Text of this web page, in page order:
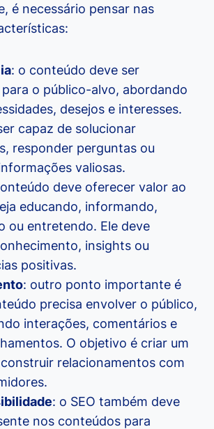
é necessário pensar nas
: o conteúdo deve ser
o público-alvo, abordando
desejos e interesses.
capaz de solucionar
responder perguntas ou
valiosas.
deve oferecer valor ao
educando, informando,
ou entretendo. Ele deve
insights ou
positivas.
: outro ponto importante é
precisa envolver o público,
interações, comentários e
O objetivo é criar um
relacionamentos com
: o SEO também deve
nos conteúdos para